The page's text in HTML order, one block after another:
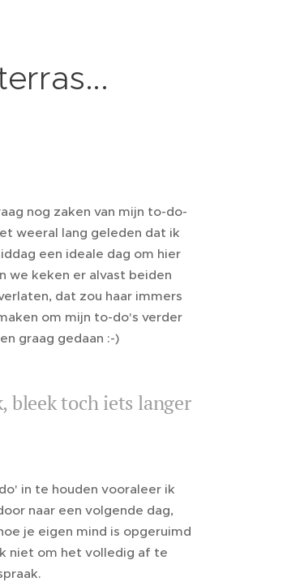
nog zaken van mijn to-do-
weeral lang geleden dat ik
een ideale dag om hier
we keken er alvast beiden
dat zou haar immers
om mijn to-do's verder
graag gedaan :-)
bleek toch iets langer
in te houden vooraleer ik
naar een volgende dag,
je eigen mind is opgeruimd
niet om het volledig af te